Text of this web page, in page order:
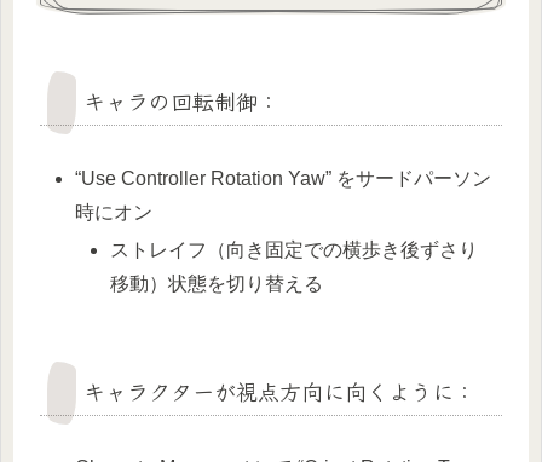
キャラの回転制御：
“Use Controller Rotation Yaw” をサードパーソン
時にオン
ストレイフ（向き固定での横歩き後ずさり
移動）状態を切り替える
キャラクターが視点方向に向くように：